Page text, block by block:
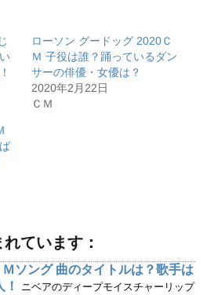
ローソン グードッグ 2020Ｃ
Ｍ 子役は誰？踊っているダン
サーの俳優・女優は？
2020年2月22日
ＣＭ
ています：
ソング 曲のタイトルは？歌手は
！
ニベアのディープモイスチャーリップ